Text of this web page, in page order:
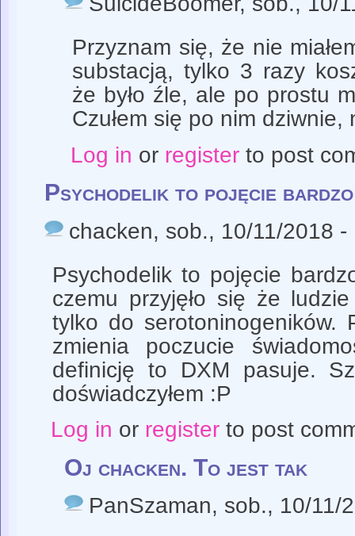
Przyznam się, że nie
substacją, tylko 3 razy
że było źle, ale po prostu
Czułem się po nim
Log in or registerto post
Psychodelik to pojęcie bardzo
chacken, sob., 10/11/2018 -
Psychodelik to pojęcie
czemu przyjęło się że
tylko do serotoninogeników.
zmienia poczucie
definicję to DXM pasuje.
doświadczyłem :P
Log in or registerto post
Oj chacken. To jest tak
PanSzaman, sob., 10/11/